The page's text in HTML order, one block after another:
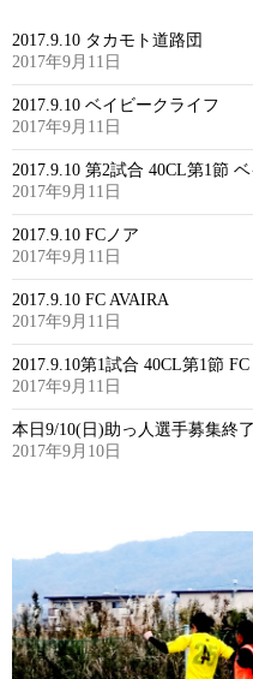
2017.9.10 タカモト道路団
2017年9月11日
2017.9.10 ベイビークライフ
2017年9月11日
2017.9.10 第2試合 40CL第1節
2017年9月11日
2017.9.10 FCノア
2017年9月11日
2017.9.10 FC AVAIRA
2017年9月11日
2017.9.10第1試合 40CL第1節
2017年9月11日
本日9/10(日)助っ人選手募集終了
2017年9月10日